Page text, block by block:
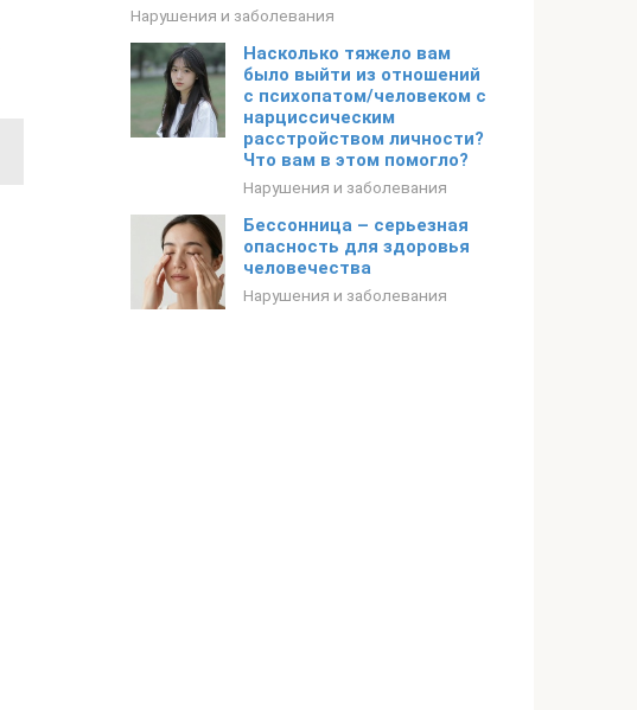
Нарушения и заболевания
Насколько тяжело вам
было выйти из отношений
с психопатом/человеком с
нарциссическим
расстройством личности?
Что вам в этом помогло?
Нарушения и заболевания
Бессонница – серьезная
опасность для здоровья
человечества
Нарушения и заболевания